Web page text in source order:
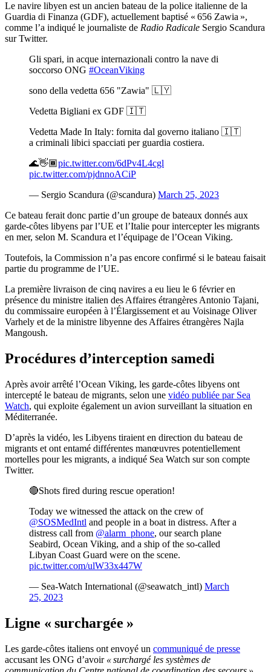
Le navire libyen est un ancien bateau de la police italienne de la
Guardia di Finanza (GDF), actuellement baptisé « 656 Zawia »,
comme l’a indiqué le journaliste de Radio Radicale Sergio Scandura
sur Twitter.
Gli spari, in acque internazionali contro la nave di
soccorso ONG #OceanViking
sono della vedetta 656 "Zawia" 🇱🇾
Vedetta Bigliani ex GDF 🇮🇹
Vedetta Made In Italy: fornita dal governo italiano 🇮🇹
a criminali libici spacciati per guardia costiera.
🌊👋🏾pic.twitter.com/6dPv4L4cgl
pic.twitter.com/pjdnnoACiP
— Sergio Scandura (@scandura) March 25, 2023
Ce bateau ferait donc partie d’un groupe de bateaux donnés aux
garde-côtes libyens par l’UE et l’Italie pour intercepter les migrants
en mer, selon M. Scandura et l’équipage de l’Ocean Viking.
Toutefois, la Commission n’a pas encore confirmé si le bateau faisait
partie du programme de l’UE.
La première livraison de cinq navires a eu lieu le 6 février en
présence du ministre italien des Affaires étrangères Antonio Tajani,
du commissaire européen à l’Élargissement et au Voisinage Oliver
Varhely et de la ministre libyenne des Affaires étrangères Najla
Mangoush.
Procédures d’interception samedi
Après avoir arrêté l’Ocean Viking, les garde-côtes libyens ont
intercepté le bateau de migrants, selon une vidéo publiée par Sea
Watch, qui exploite également un avion surveillant la situation en
Méditerranée.
D’après la vidéo, les Libyens tiraient en direction du bateau de
migrants et ont entamé différentes manœuvres potentiellement
mortelles pour les migrants, a indiqué Sea Watch sur son compte
Twitter.
🔴Shots fired during rescue operation!
Today we witnessed the attack on the crew of
@SOSMedIntl and people in a boat in distress. After a
distress call from @alarm_phone, our search plane
Seabird, Ocean Viking, and a ship of the so-called
Libyan Coast Guard were on the scene.
pic.twitter.com/ulW33x447W
— Sea-Watch International (@seawatch_intl) March
25, 2023
Ligne « surchargée »
Les garde-côtes italiens ont envoyé un communiqué de presse
accusant les ONG d’avoir « surchargé les systèmes de